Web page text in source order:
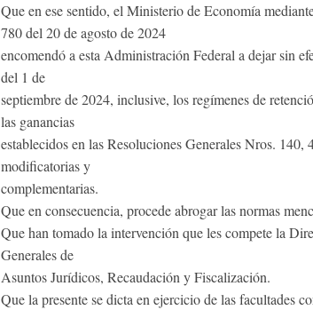
Que en ese sentido, el Ministerio de Economía
780 del 20 de agosto de 2024
encomendó a esta Administración Federal a dejar sin
del 1 de
septiembre de 2024, inclusive, los regímenes de
las ganancias
establecidos en las Resoluciones Generales Nros. 140,
modificatorias y
complementarias.
Que en consecuencia, procede abrogar las normas
Que han tomado la intervención que les compete la
Generales de
Asuntos Jurídicos, Recaudación y Fiscalización.
Que la presente se dicta en ejercicio de las facultades